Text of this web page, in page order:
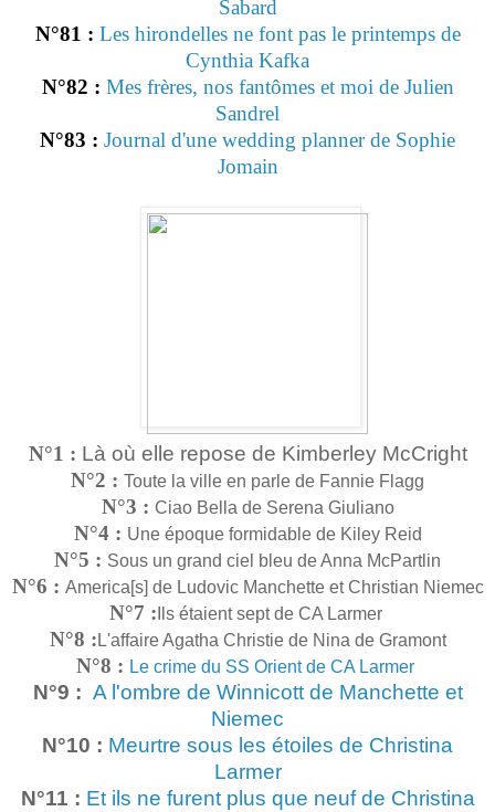
Sabard
N°81 : Les hirondelles ne font pas le printemps de
Cynthia Kafka
N°82 : Mes frères, nos fantômes et moi de Julien
Sandrel
N°83 : Journal d'une wedding planner de Sophie
Jomain
N°1 : Là où elle repose de Kimberley McCright
N°2 : Toute la ville en parle de Fannie Flagg
N°3 : Ciao Bella de Serena Giuliano
N°4 : Une époque formidable de Kiley Reid
N°5 : Sous un grand ciel bleu de Anna McPartlin
N°6 : America[s] de Ludovic Manchette et Christian Niemec
N°7 : Ils étaient sept de CA Larmer
N°8 : L'affaire Agatha Christie de Nina de Gramont
N°8 : Le crime du SS Orient de CA Larmer
N°9 : A l'ombre de Winnicott de Manchette et
Niemec
N°10 : Meurtre sous les étoiles de Christina
Larmer
N°11 : Et ils ne furent plus que neuf de Christina